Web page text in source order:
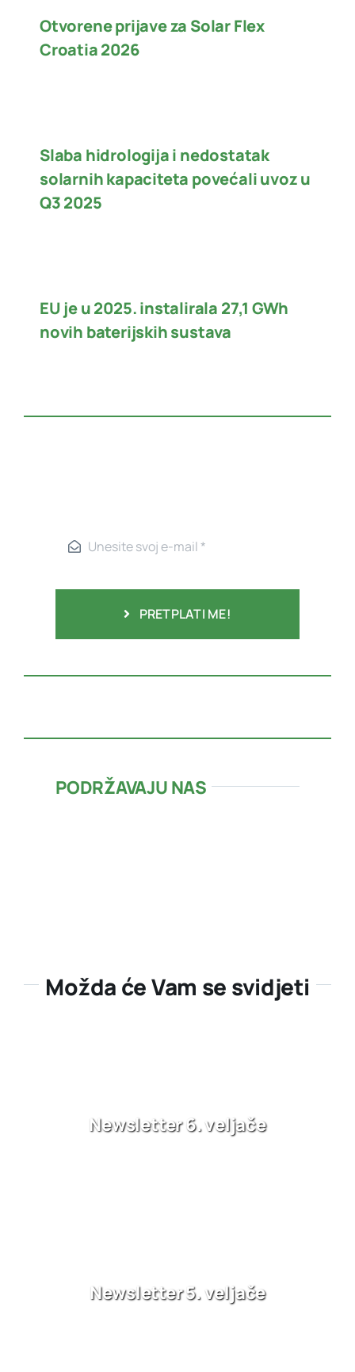
Otvorene prijave za Solar Flex
Croatia 2026
Slaba hidrologija i nedostatak
solarnih kapaciteta povećali uvoz u
Q3 2025
EU je u 2025. instalirala 27,1 GWh
novih baterijskih sustava
PRETPLATI ME!
PODRŽAVAJU NAS
Možda će Vam se svidjeti
Newsletter 6. veljače
Newsletter 5. veljače